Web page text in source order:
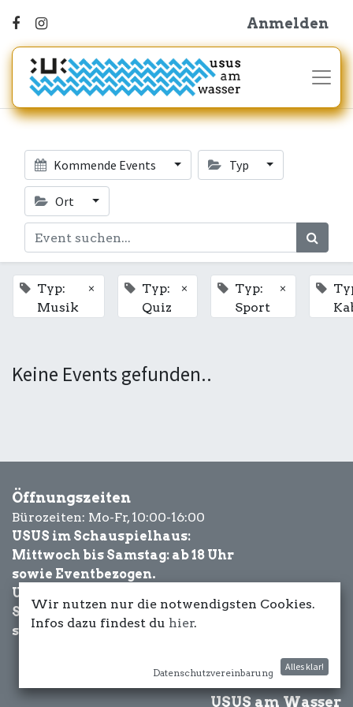
Anmelden
Kommende Events Typ
Ort
Typ:
Musik
×
Typ:
Quiz
×
Typ:
Sport
×
Keine Events gefunden..
Öffnungszeiten
Bürozeiten: Mo-Fr, 10:00-16:00
USUS im Schauspielhaus:
Mittwoch bis Samstag: ab 18 Uhr
sowie Eventbezogen.
USUS am Wasser:
Schönwetter-
sowie Eventbezogen.
USUS am Wasser
Wir nutzen nur die notwendigsten Cookies.
Infos dazu findest du hier.
Datenschutzvereinbarung
Alles klar!